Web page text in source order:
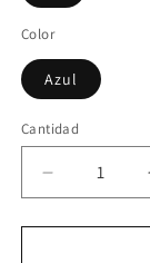
Color
Azul
Cantidad
Reducir
cantidad
para